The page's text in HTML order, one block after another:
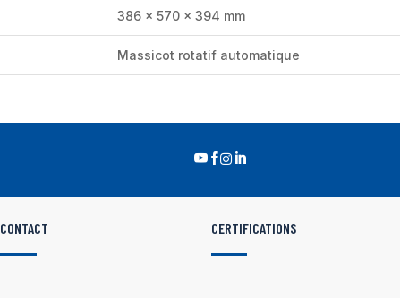
386 x 570 x 394 mm
Massicot rotatif automatique
 
CONTACT CERTIFICATIONS